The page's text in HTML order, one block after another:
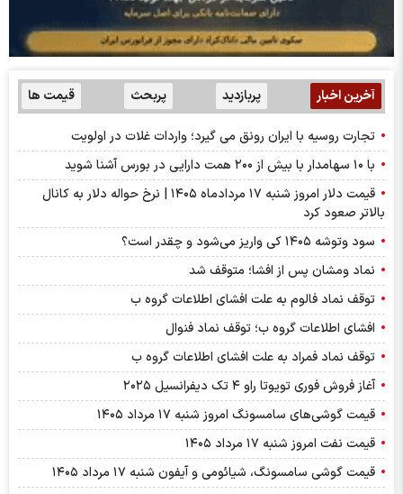
آخرین اخبار پربازدید پربحث قیمت ها
تجارت روسیه با ایران رونق می گیرد؛ واردات غلات در اولویت
با ۱۰ سهامدار با بیش از ۲۰۰ همت دارایی در بورس آشنا شوید
قیمت دلار امروز شنبه ۱۷ مردادماه ۱۴۰۵ | نرخ حواله دلار به کانال
بالاتر صعود کرد
سود وتوشه ۱۴۰۵ کی واریز می‌شود و چقدر است؟
نماد ومشان پس از افشا؛ متوقف شد
توقف نماد فالوم به علت افشای اطلاعات گروه ب
افشای اطلاعات گروه ب؛ توقف نماد فنوال
توقف نماد فمراد به علت افشای اطلاعات گروه ب
آغاز فروش فوری تویوتا راو ۴ تک دیفرانسیل ۲۰۲۵
قیمت گوشی‌های سامسونگ امروز شنبه ۱۷ مرداد ۱۴۰۵
قیمت نفت امروز شنبه ۱۷ مرداد ۱۴۰۵
قیمت گوشی سامسونگ، شیائومی و آیفون شنبه ۱۷ مرداد ۱۴۰۵